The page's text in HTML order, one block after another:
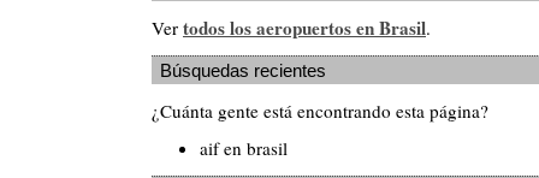
Ver todos los aeropuertos en Brasil.
Búsquedas recientes
¿Cuánta gente está encontrando esta página?
aif en brasil